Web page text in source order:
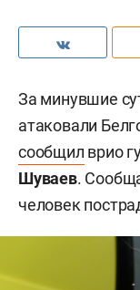
За минувшие
атаковали
сообщил врио
Шуваев.
человек